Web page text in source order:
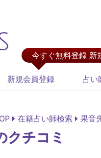
今すぐ無料登録 新
新規会員登録 占い
在籍占い師検索 果音
クチコミ